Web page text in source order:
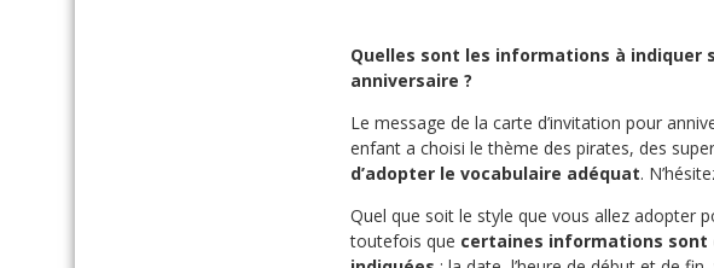
Quelles sont les informations à indiquer
anniversaire ?
Le message de la carte d’invitation pour
enfant a choisi le thème des pirates, des
d’adopter le vocabulaire adéquat.
Quel que soit le style que vous allez adopter
toutefois que certaines informations